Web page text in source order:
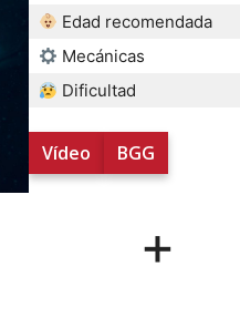
Edad recomendada
Mecánicas
Dificultad
Vídeo BGG
+